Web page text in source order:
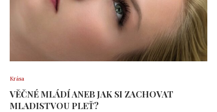
Krása
VĚČNÉ MLÁDÍ ANEB JAK SI ZACHOVAT
MLADISTVOU PLEŤ?